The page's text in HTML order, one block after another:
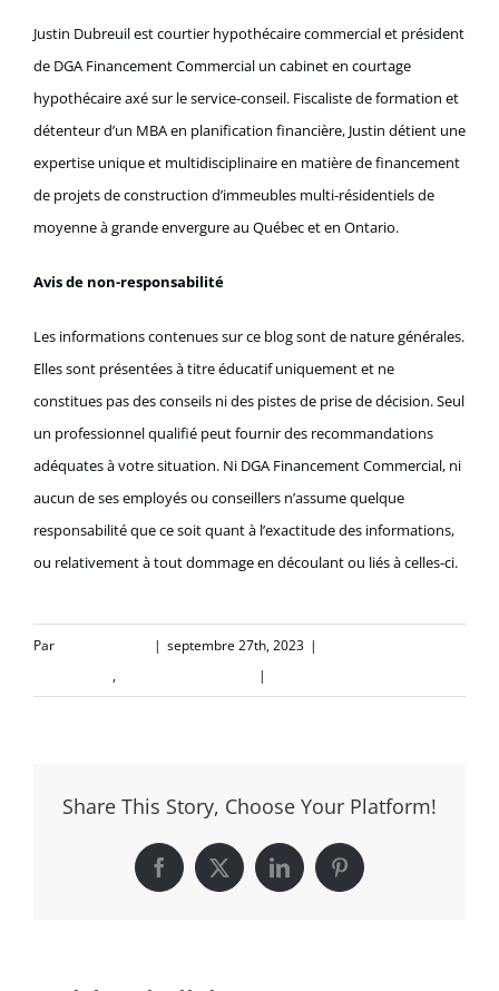
Justin Dubreuil est courtier hypothécaire commercial et président
de DGA Financement Commercial un cabinet en courtage
hypothécaire axé sur le service-conseil. Fiscaliste de formation et
détenteur d’un MBA en planification financière, Justin détient une
expertise unique et multidisciplinaire en matière de financement
de projets de construction d’immeubles multi-résidentiels de
moyenne à grande envergure au Québec et en Ontario.
Avis de non-responsabilité
Les informations contenues sur ce blog sont de nature générales.
Elles sont présentées à titre éducatif uniquement et ne
constitues pas des conseils ni des pistes de prise de décision. Seul
un professionnel qualifié peut fournir des recommandations
adéquates à votre situation. Ni DGA Financement Commercial, ni
aucun de ses employés ou conseillers n’assume quelque
responsabilité que ce soit quant à l’exactitude des informations,
ou relativement à tout dommage en découlant ou liés à celles-ci.
Par | septembre 27th, 2023 |
, |
Share This Story, Choose Your Platform!
Facebook
X LinkedInPinterest